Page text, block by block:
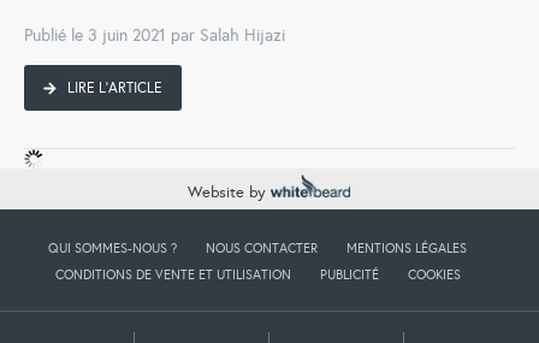
Publié le 3 juin 2021 par Salah Hijazi
LIRE L'ARTICLE
Website by
QUI SOMMES-NOUS ? NOUS CONTACTER
MENTIONS LÉGALES
CONDITIONS DE VENTE ET UTILISATION
PUBLICITÉ COOKIES